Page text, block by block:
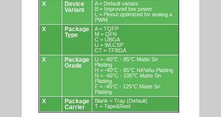
X
Device
Variant
A = Default variant
B = Improved low power
L = Pinout optimized for analog a
PWM
X
Package
Type
A = TQFP
M = QFN
C = UBGA
U = WLCSP
CT = TFBGA
X
Package
Grade
U = -40°C - 85°C Matte Sn
Platting
H = -40°C - 85°C NiPdAu Platting
N = -40°C - 105°C Matte Sn
Platting
F = -40°C - 125°C Matte Sn
Platting
X
Package
Carrier
Blank = Tray (Default)
T = Tape&Reel